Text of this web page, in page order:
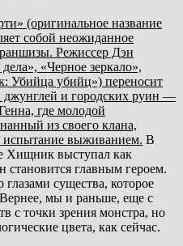
(оригинальное название
собой неожиданное
Режиссер Дэн
«Черное зеркало»,
Убийца убийц») переносит
джунглей и городских руин —
где молодой
из своего клана,
испытание выживанием. В
Хищник выступал как
становится главным героем.
существа, которое
мы и раньше, еще с
с точки зрения монстра, но
цвета, как сейчас.